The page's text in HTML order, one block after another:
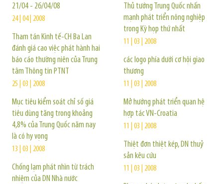
21/04 - 26/04/08
24 | 04 | 2008
Tham tán Kinh tế-CH Ba Lan
đánh giá cao việc phát hành hai
báo cáo thường niên của Trung
tâm Thông tin PTNT
25 | 03 | 2008
Mục tiêu kiểm soát chỉ số giá
tiêu dùng tăng trong khoảng
4,8% của Trung Quốc năm nay
là có hy vọng
13 | 03 | 2008
Chống lạm phát nhìn từ trách
nhiệm của DN Nhà nước
Thủ tướng Trung Quốc nhấn
mạnh phát triển nông nghiệp
trong Kỳ họp thứ nhất
11 | 03 | 2008
các logo phía dưới cơ hội giao
thương
11 | 03 | 2008
Mở hướng phát triển quan hệ
hợp tác VN-Croatia
11 | 03 | 2008
Thiệt đơn thiệt kép, DN thuỷ
sản kêu cứu
11 | 03 | 2008